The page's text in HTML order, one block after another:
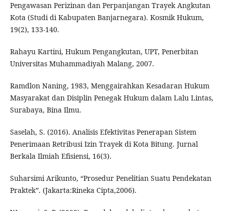
Pengawasan Perizinan dan Perpanjangan Trayek Angkutan
Kota (Studi di Kabupaten Banjarnegara). Kosmik Hukum,
19(2), 133-140.
Rahayu Kartini, Hukum Pengangkutan, UPT, Penerbitan
Universitas Muhammadiyah Malang, 2007.
Ramdlon Naning, 1983, Menggairahkan Kesadaran Hukum
Masyarakat dan Disiplin Penegak Hukum dalam Lalu Lintas,
Surabaya, Bina Ilmu.
Saselah, S. (2016). Analisis Efektivitas Penerapan Sistem
Penerimaan Retribusi Izin Trayek di Kota Bitung. Jurnal
Berkala Ilmiah Efisiensi, 16(3).
Suharsimi Arikunto, “Prosedur Penelitian Suatu Pendekatan
Praktek”. (Jakarta:Rineka Cipta,2006).